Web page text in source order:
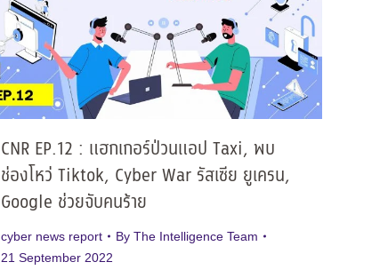
CNR EP.12 : แฮกเกอร์ป่วนแอป Taxi, พบ
ช่องโหว่ Tiktok, Cyber War รัสเซีย ยูเครน,
Google ช่วยจับคนร้าย
cyber news report By The Intelligence Team
21 September 2022